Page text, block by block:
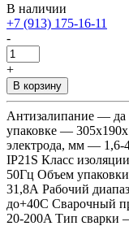
В наличии
+7 (913) 175-16-11
-
+
В корзину
Антизалипание — да
упаковке —
электрода, мм —
IP21S Класс
50Гц Объем
31,8А Рабочий
до+40С Сварочный
20-200A Тип